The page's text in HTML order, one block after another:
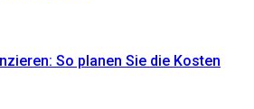
So planen Sie die Kosten